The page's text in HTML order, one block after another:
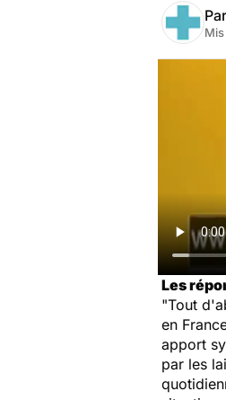
Par
Les
"Tout
en
apport
par les